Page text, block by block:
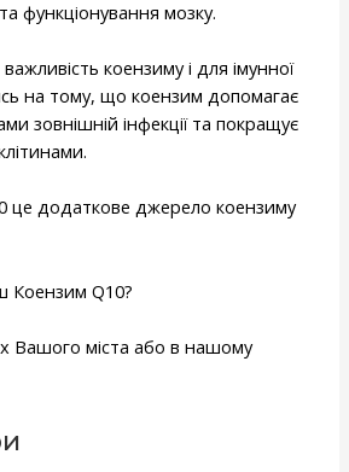
функціонування мозку.
коензиму і для імунної
на тому, що коензим допомагає
зовнішній інфекції та покращує
це додаткове джерело коензиму
Коензим Q10?
Вашого міста або в нашому